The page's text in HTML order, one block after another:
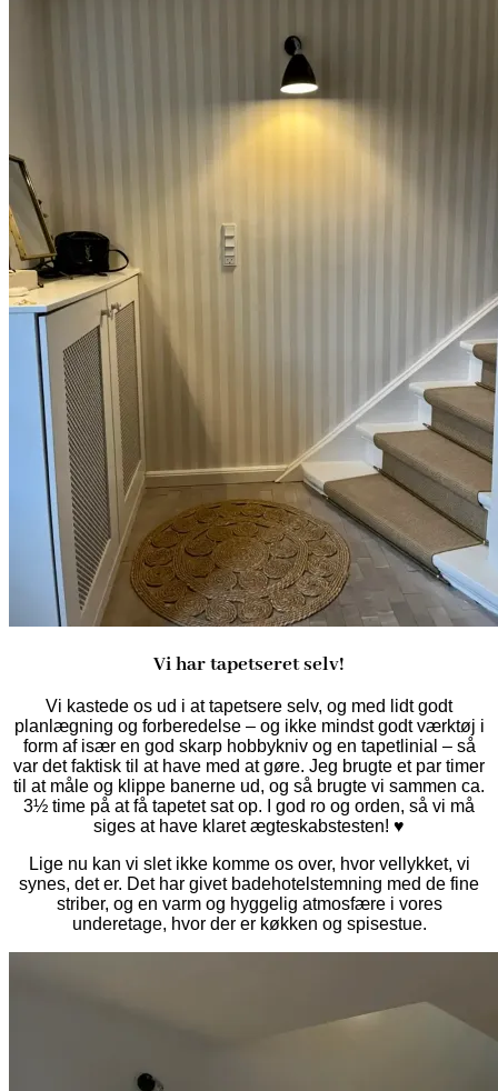
Vi har tapetseret selv!
Vi kastede os ud i at tapetsere selv, og med lidt godt
planlægning og forberedelse – og ikke mindst godt værktøj i
form af især en god skarp hobbykniv og en tapetlinial – så
var det faktisk til at have med at gøre. Jeg brugte et par timer
til at måle og klippe banerne ud, og så brugte vi sammen ca.
3½ time på at få tapetet sat op. I god ro og orden, så vi må
siges at have klaret ægteskabstesten! ♥
Lige nu kan vi slet ikke komme os over, hvor vellykket, vi
synes, det er. Det har givet badehotelstemning med de fine
striber, og en varm og hyggelig atmosfære i vores
underetage, hvor der er køkken og spisestue.